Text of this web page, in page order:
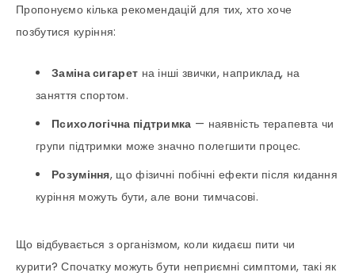
Пропонуємо кілька рекомендацій для тих, хто хоче
позбутися куріння:
Заміна сигарет на інші звички, наприклад, на
заняття спортом.
Психологічна підтримка — наявність терапевта чи
групи підтримки може значно полегшити процес.
Розуміння, що фізичні побічні ефекти після кидання
куріння можуть бути, але вони тимчасові.
Що відбувається з організмом, коли кидаєш пити чи
курити? Спочатку можуть бути неприємні симптоми, такі як